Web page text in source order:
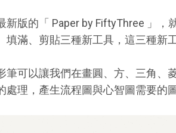
新版的「 Paper by FiftyThree 」，
填滿、剪貼三種新工具，這三種新
筆可以讓我們在畫圓、方、三角、
處理，產生流程圖與心智圖需要的圖